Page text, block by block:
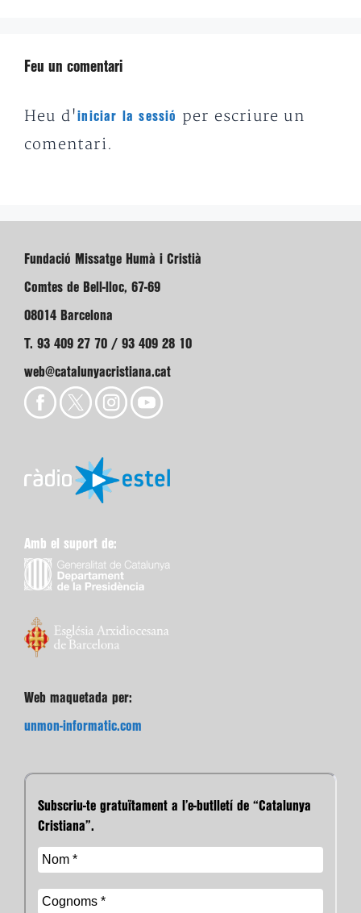
Feu un comentari
Heu d'iniciar la sessió
per escriure un
comentari.
Fundació Missatge Humà i Cristià
Comtes de Bell-lloc, 67-69
08014 Barcelona
T. 93 409 27 70 / 93 409 28 10
web@catalunyacristiana.cat
Amb el suport de:
Web maquetada per:
unmon-informatic.com
Subscriu-te gratuïtament a l’e-butlletí de “Catalunya
Cristiana”.